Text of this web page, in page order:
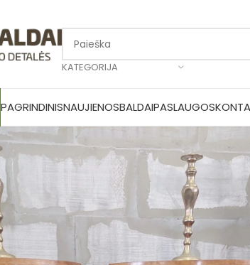
KATEGORIJA
PAGRINDINISNAUJIENOSBALDAIPASLAUGOS